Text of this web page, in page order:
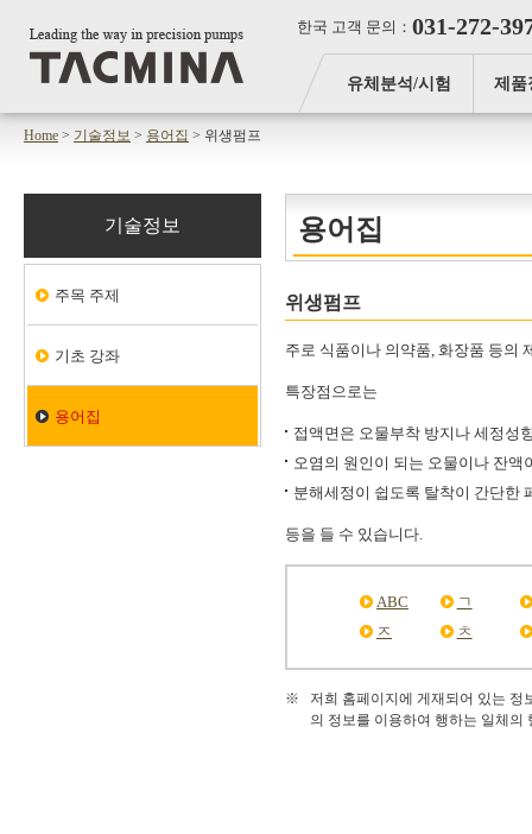
한국 고객 문의： 031-272-
유체분석/시험 제품
Home > 기술정보 > 용어집 > 위생펌프
용어집
위생펌프
주로 식품이나 의약품, 화장품 등의
특장점으로는
접액면은 오물부착 방지나 세정성
오염의 원인이 되는 오물이나 잔
분해세정이 쉽도록 탈착이 간단한
등을 들 수 있습니다.
ABC
ㄱ
ㅈ
ㅊ
※
저희 홈페이지에 게재되어 있는 정
의 정보를 이용하여 행하는 일체의
기술정보
주목 주제
기초 강좌
용어집